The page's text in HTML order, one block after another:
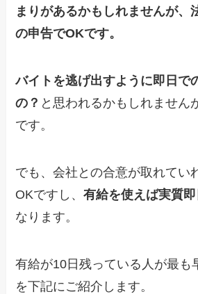
まりがあるかもしれませんが、
の申告でOKです。
バイトを逃げ出すように即日で
の？ と思われるかもしれません
です。
でも、会社との合意が取れてい
OKですし、有給を使えば実質
なります。
有給が10日残っている人が最も
を下記にご紹介します。